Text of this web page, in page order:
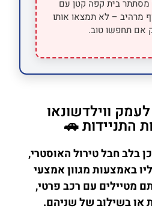
בית קפה קטן עם
מרהיב – לא תמצאו אותו
אם תחפשו טוב.
ווילדשונאו
התניידות 🚗
בלב חבל טירול האוסטרי,
באמצעות מגוון אמצעי
מטיילים עם רכב פרטי,
או בשילוב של שניהם.